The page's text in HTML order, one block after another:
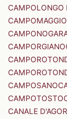
CAMPOLONGO
CAMPORGIANO
CAMPOSANO
CAMPOTOSTO
CANALE